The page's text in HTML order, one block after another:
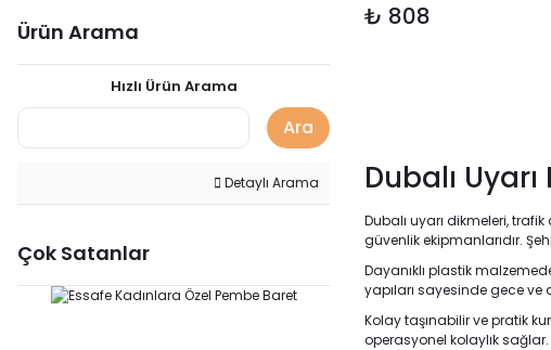
Ürün Arama
Hızlı Ürün Arama
Ara
Detaylı Arama
Çok Satanlar
₺ 808
Dubalı
Dubalı uyarı dikmeleri,
güvenlik ekipmanlarıdır.
Dayanıklı plastik
yapıları sayesinde gece
Kolay taşınabilir ve pratik
operasyonel kolaylık